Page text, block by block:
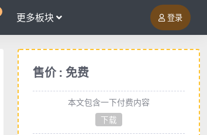
更多板块 登录
售价 : 免费
本文包含一下付费内容
下载